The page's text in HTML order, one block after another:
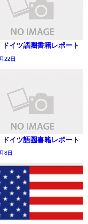
ドイツ語圏書籍レポート
22日
ドイツ語圏書籍レポート
8日